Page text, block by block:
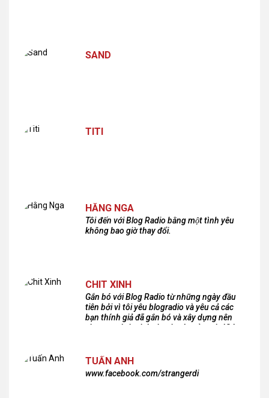
SAND
TITI
HẰNG NGA
Tôi đến với Blog Radio bằng một tình yêu
không bao giờ thay đổi.
CHIT XINH
Gắn bó với Blog Radio từ những ngày đầu
tiên bởi vì tôi yêu blogradio và yêu cả các
bạn thính giả đã gắn bó và xây dựng nên
chương trình phát thanh xúc cảm này!Cám
TUẤN ANH
www.facebook.com/strangerdi